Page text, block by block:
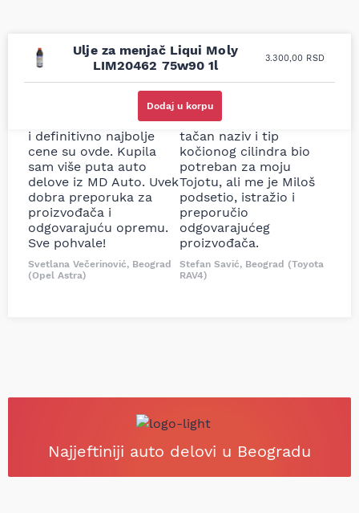
Ulje za menjač Liqui Moly
LIM20462 75w90 1l
3.300,00 RSD
Dodaj u korpu
Uporedila sam sve
prodavnice auto delova
i definitivno najbolje
cene su ovde. Kupila
sam više puta auto
delove iz MD Auto. Uvek
dobra preporuka za
proizvođača i
odgovarajuću opremu.
Sve pohvale!
Svetlana Večerinović, Beograd
(Opel Astra)
Odlična usluga i
ljubazni prodavci.
Nisam bio siguran koji je
tačan naziv i tip
kočionog cilindra bio
potreban za moju
Tojotu, ali me je Miloš
podsetio, istražio i
preporučio
odgovarajućeg
proizvođača.
Stefan Savić, Beograd (Toyota
RAV4)
Najjeftiniji auto delovi u Beogradu